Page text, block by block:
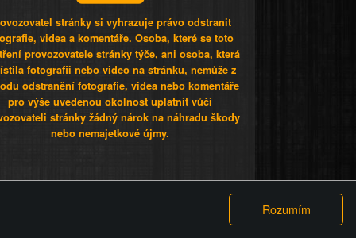
stránky si vyhrazuje právo odstranit
videa a komentáře. Osoba, které se toto
provozovatele stránky týče, ani osoba, která
fotografii nebo video na stránku, nemůže z
odstranění fotografie, videa nebo komentáře
pro výše uvedenou okolnost uplatnit vůči
stránky žádný nárok na náhradu škody
nebo nemajetkové újmy.